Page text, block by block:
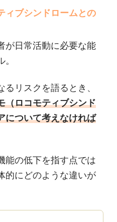
ィブシンドロームとの
が日常活動に必要な能
リスクを語るとき、
（ロコモティブシンド
について考えなければ
能の低下を指す点では
的にどのような違いが